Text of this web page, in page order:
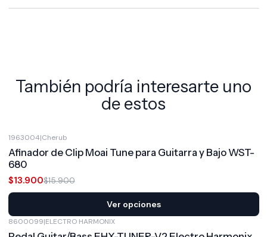
También podría interesarte uno
de estos
1963004|Cherub
Afinador de Clip Moai Tune para Guitarra y Bajo WST-
680
$13.900$15.900
Ver opciones
8600099|ELECTRO HARMONIX